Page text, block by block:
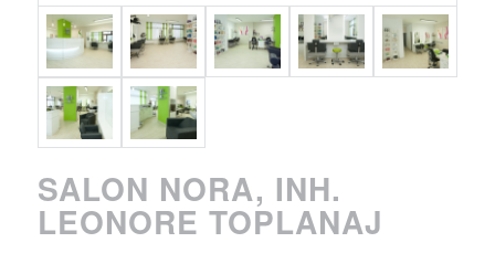
SALON NORA, INH.
LEONORE TOPLANAJ